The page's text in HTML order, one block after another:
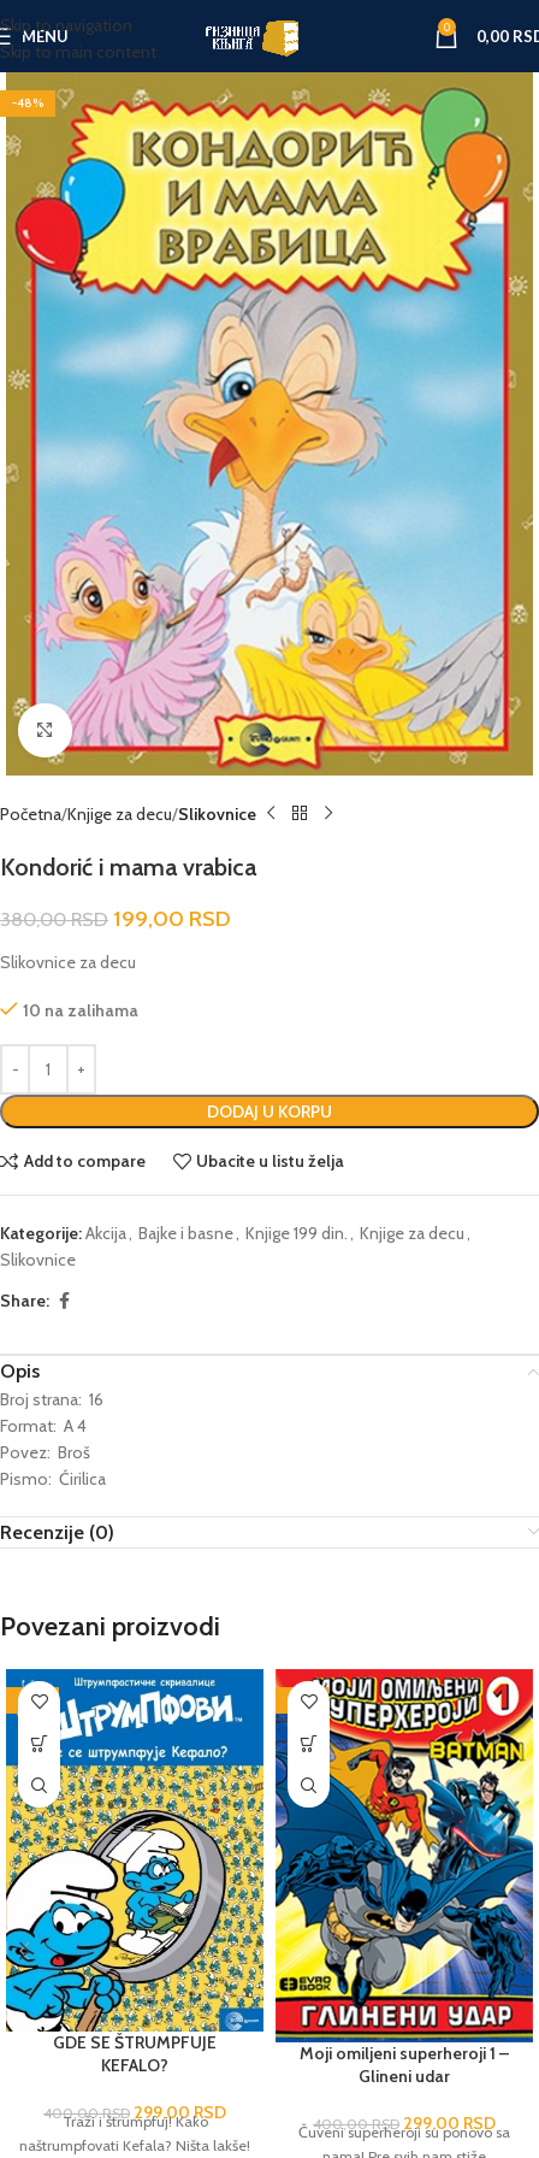
Skip to navigation
Skip to main content
MENU 0 0,00
-48%
Click to enlarge
Početna Knjige za decu Slikovnice
Kondorić i mama vrabica
380,00RSD 199,00 RSD
Slikovnice za decu
10 na zalihama
DODAJ U KORPU
Add to compare Ubacite u listu želja
Kategorije:Akcija, Bajke i basne, Knjige 199 din., Knjige za decu,
Slikovnice
Share:
Opis
Broj strana: 16
Format: A 4
Povez: Broš
Pismo: Ćirilica
Recenzije (0)
Povezani proizvodi
-25%
GDE SE ŠTRUMPFUJE
KEFALO?
400,00RSD 299,00RSD
Traži i štrumpfuj! Kako
naštrumpfovati Kefala? Ništa lakše!
-25%
Moji omiljeni superheroji 1 –
Glineni udar
400,00RSD 299,00 RSD
Čuveni superheroji su ponovo sa